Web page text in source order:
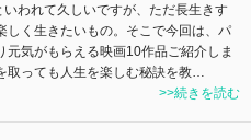
いわれて久しいですが、ただ長生きす
しく生きたいもの。そこで今回は、パ
元気がもらえる映画10作品ご紹介しま
取っても人生を楽しむ秘訣を教…
>>続きを読む